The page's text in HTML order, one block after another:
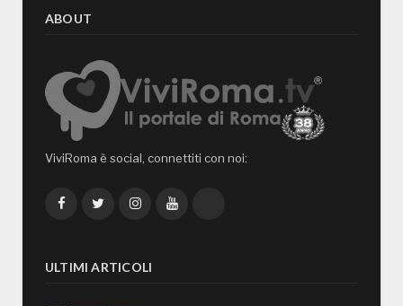
ABOUT
ViviRoma è social, connettiti con noi:
FacebookTwitterInstagramYouTube
ULTIMI ARTICOLI